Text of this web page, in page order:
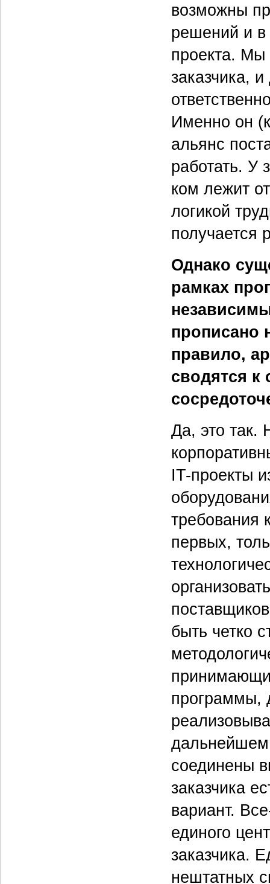
возможны
решений и в
проекта. Мы
заказчика,
Именно он
альянс
работать. У
ком лежит
логикой
получается
Однако
рамках
прописано
правило,
сводятся к
Да, это так.
IT-проекты
требования
первых,
быть четко
программы,
дальнейшем
соединены
заказчика
вариант.
единого
заказчика.
нештатных